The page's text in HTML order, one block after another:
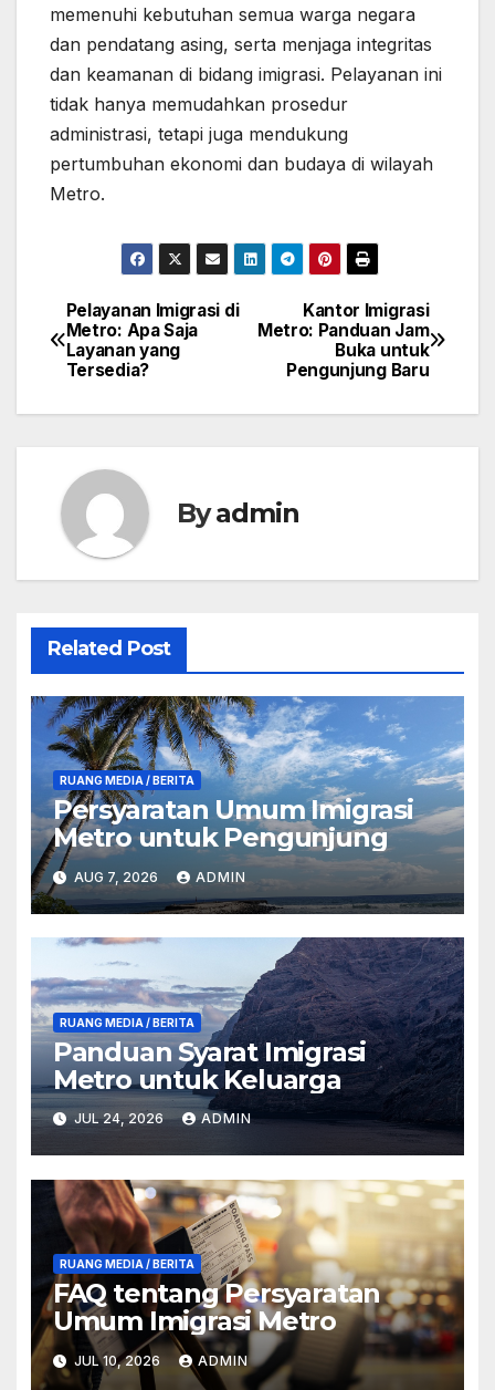
memenuhi kebutuhan semua warga negara
dan pendatang asing, serta menjaga integritas
dan keamanan di bidang imigrasi. Pelayanan ini
tidak hanya memudahkan prosedur
administrasi, tetapi juga mendukung
pertumbuhan ekonomi dan budaya di wilayah
Metro.
Post
navigation
Kantor Imigrasi
Metro: Panduan Jam
Buka untuk
Pengunjung Baru
Pelayanan Imigrasi di
Metro: Apa Saja
Layanan yang
Tersedia?
Byadmin
Related Post
RUANG MEDIA / BERITA
Persyaratan Umum Imigrasi
Metro untuk Pengunjung
AUG 7, 2026 ADMIN
RUANG MEDIA / BERITA
Panduan Syarat Imigrasi
Metro untuk Keluarga
JUL 24, 2026 ADMIN
RUANG MEDIA / BERITA
FAQ tentang Persyaratan
Umum Imigrasi Metro
JUL 10, 2026 ADMIN